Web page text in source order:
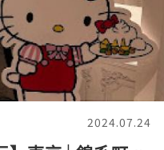
2024.07.24